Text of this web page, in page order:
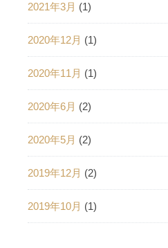
2021年3月 (1)
2020年12月 (1)
2020年11月 (1)
2020年6月 (2)
2020年5月 (2)
2019年12月 (2)
2019年10月 (1)